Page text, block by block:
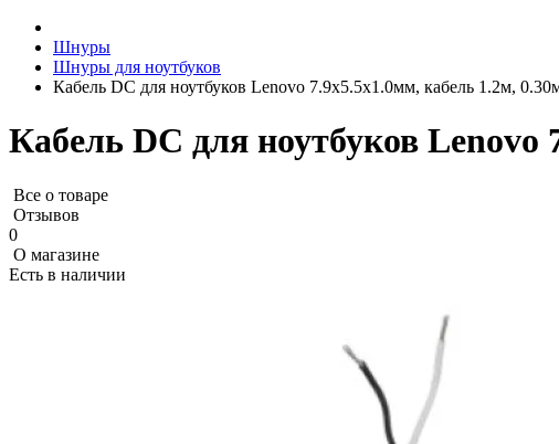
Шнуры
Шнуры для ноутбуков
Кабель DC для ноутбуков Lenovo 7.9x5.5x1.0мм, кабель 1.2м,
Кабель DC для ноутбуков
Все о товаре
Отзывов
0
О магазине
Есть в наличии